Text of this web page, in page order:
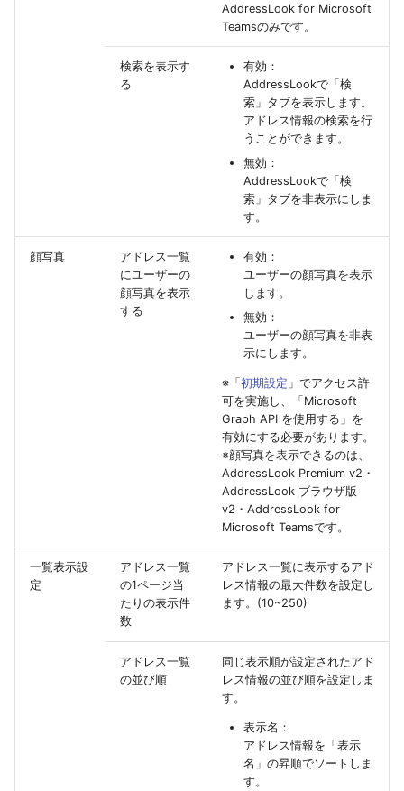
AddressLook for Microsoft
Teamsのみです。
検索を表示す
る
有効：
AddressLookで「検
索」タブを表示します。
アドレス情報の検索を行
うことができます。
無効：
AddressLookで「検
索」タブを非表示にしま
す。
顔写真
アドレス一覧
にユーザーの
顔写真を表示
する
有効：
ユーザーの顔写真を表示
します。
無効：
ユーザーの顔写真を非表
示にします。
※「初期設定 」でアクセス許
可を実施し、「Microsoft
Graph API を使用する」を
有効にする必要があります。
※顔写真を表示できるのは、
AddressLook Premium v2・
AddressLook ブラウザ版
v2・AddressLook for
Microsoft Teamsです。
一覧表示設
定
アドレス一覧
の1ページ当
たりの表示件
数
アドレス一覧に表示するアド
レス情報の最大件数を設定し
ます。(10~250)
アドレス一覧
の並び順
同じ表示順が設定されたアド
レス情報の並び順を設定しま
す。
表示名：
アドレス情報を「表示
名」の昇順でソートしま
す。